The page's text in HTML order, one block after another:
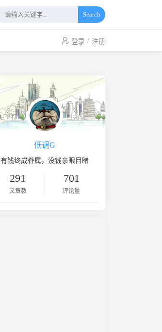
Search
登录 / 注册
低调G
有钱终成眷属，没钱亲眼目睹
291
文章数
701
评论量